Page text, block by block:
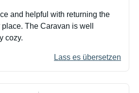
and helpful with returning the
The Caravan is well
cozy.
Lass es übersetzen